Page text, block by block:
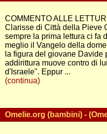
COMMENTO ALLE
Clarisse di Città della Pieve
sempre la prima lettura ci fa
meglio il Vangelo della
la figura del giovane
addirittura muove contro di
d'Israele". Eppur ...
(continua)
Omelie.org (bambini) -